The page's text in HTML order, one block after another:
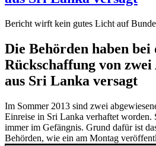
Bericht wirft kein gutes Licht auf
Die Behörden haben bei
Rückschaffung von
aus Sri Lanka versagt
Im Sommer 2013 sind zwei
Einreise in Sri Lanka verhaftet worden.
immer im Gefängnis. Grund dafür ist
Behörden, wie ein am Montag